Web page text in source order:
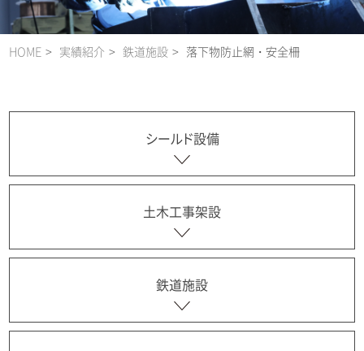
HOME 実績紹介 鉄道施設 落下物防止網・安全柵
シールド設備
土木工事架設
鉄道施設